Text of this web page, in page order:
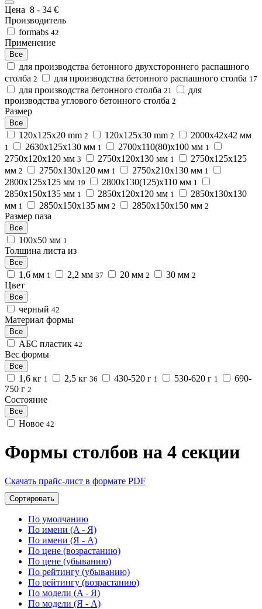
Цена 8 - 34 €
Производитель
formabs 42
Применение
Все
для производства бетонного двухстороннего распашного
столба 2 для производства бетонного распашного столба 17
для производства бетонного столба 21
для
производства углового бетонного столба 2
Размер
Все
120x125x20 mm 2 120x125x30 mm 2 2000х42х42 мм
1 2630х125х130 мм 1 2700х110(80)х100 мм 1
2750х120х120 мм 3 2750х120х130 мм 1
2750х125х125
мм 2 2750х130х120 мм 1 2750х210х130 мм 1
2800х125х125 мм 19 2800х130(125)х110 мм 1
2850x150x135 мм 1 2850х120х120 мм 1
2850х130х130
мм 1 2850х150х135 мм 2 2850х150х150 мм 2
Размер паза
Все
100х50 мм 1
Толщина листа из
Все
1,6 мм 1 2,2 мм 37 20 мм 2 30 мм 2
Цвет
Все
черный 42
Материал формы
Все
АБС пластик 42
Вес формы
Все
1,6 кг 1 2,5 кг 36 430-520 г 1 530-620 г 1
690-
750 г 2
Состояние
Все
Новое 42
Формы столбов на 4 секции
Скачать прайс-лист в формате PDF
Сортировать
По умолчанию
По имени (A - Я)
По имени (Я - A)
По цене (возрастанию)
По цене (убыванию)
По рейтингу (убыванию)
По рейтингу (возрастанию)
По модели (A - Я)
По модели (Я - A)